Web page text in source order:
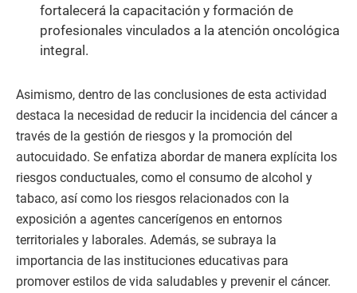
fortalecerá la capacitación y formación de
profesionales vinculados a la atención oncológica
integral.
Asimismo, dentro de las conclusiones de esta actividad
destaca la necesidad de reducir la incidencia del cáncer a
través de la gestión de riesgos y la promoción del
autocuidado. Se enfatiza abordar de manera explícita los
riesgos conductuales, como el consumo de alcohol y
tabaco, así como los riesgos relacionados con la
exposición a agentes cancerígenos en entornos
territoriales y laborales. Además, se subraya la
importancia de las instituciones educativas para
promover estilos de vida saludables y prevenir el cáncer.